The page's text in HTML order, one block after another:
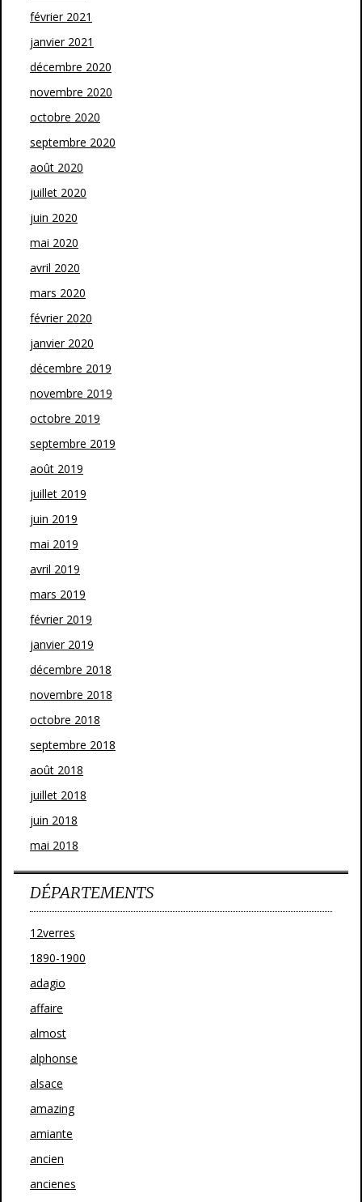
février 2021
janvier 2021
décembre 2020
novembre 2020
octobre 2020
septembre 2020
août 2020
juillet 2020
juin 2020
mai 2020
avril 2020
mars 2020
février 2020
janvier 2020
décembre 2019
novembre 2019
octobre 2019
septembre 2019
août 2019
juillet 2019
juin 2019
mai 2019
avril 2019
mars 2019
février 2019
janvier 2019
décembre 2018
novembre 2018
octobre 2018
septembre 2018
août 2018
juillet 2018
juin 2018
mai 2018
DÉPARTEMENTS
12verres
1890-1900
adagio
affaire
almost
alphonse
alsace
amazing
amiante
ancien
ancienes